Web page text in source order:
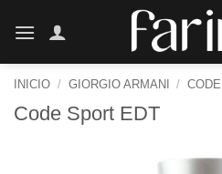
INICIO / GIORGIO ARMANI / CODE
Code Sport EDT